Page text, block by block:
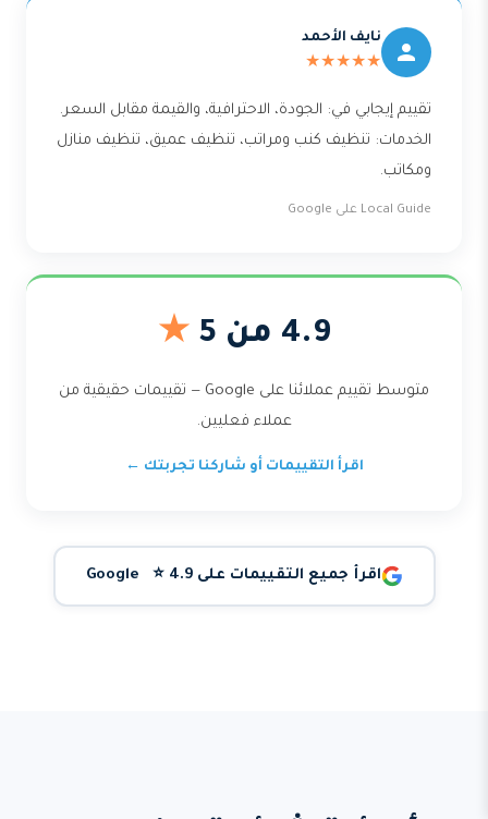
نايف الأحمد
★★★★★
تقييم إيجابي في: الجودة، الاحترافية، والقيمة مقابل السعر.
الخدمات: تنظيف كنب ومراتب، تنظيف عميق، تنظيف منازل
ومكاتب.
Local Guide على Google
4.9 من 5 ★
متوسط تقييم عملائنا على Google — تقييمات حقيقية من
عملاء فعليين.
اقرأ التقييمات أو شاركنا تجربتك ←
اقرأ جميع التقييمات على Google ⭐ 4.9